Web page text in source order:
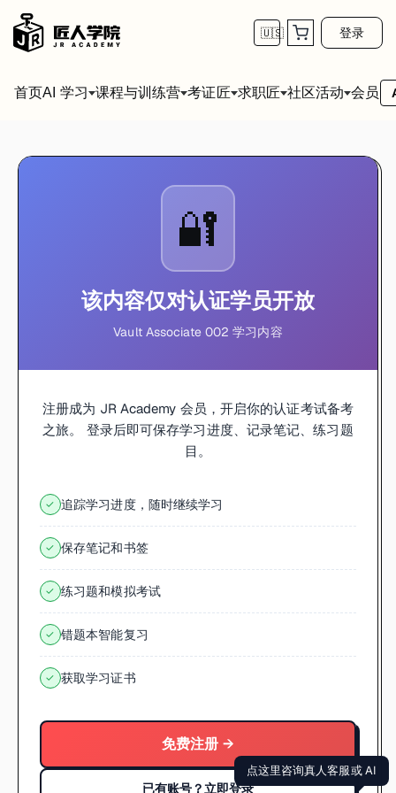
🇺🇸 登录
首页AI 学习 课程与训练营 考证匠 求职匠 社区活动 会员
🔐
该内容仅对认证学员开放
Vault Associate 002 学习内容
注册成为 JR Academy 会员，开启你的认证考试备考
之旅。 登录后即可保存学习进度、记录笔记、练习题
目。
✓ 追踪学习进度，随时继续学习
✓ 保存笔记和书签
✓ 练习题和模拟考试
✓ 错题本智能复习
✓ 获取学习证书
免费注册 →
已有账号？立即登录
点这里咨询真人客服或 AI